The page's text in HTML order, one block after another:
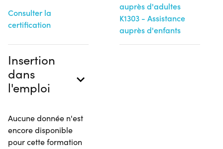
Consulter la
certification
auprès d'adultes
K1303 - Assistance
auprès d'enfants
Insertion
dans
l'emploi
Aucune donnée n'est
encore disponible
pour cette formation